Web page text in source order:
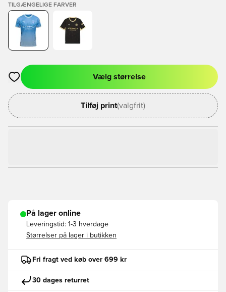
TILGÆNGELIGE FARVER
Åbner en Modal til at logge ind eller tilmelde dig som medlem
Vælg størrelse
Tilføj print(valgfrit)
På lager online
Leveringstid: 1-3 hverdage
Størrelser på lager i butikken
Fri fragt ved køb over 699 kr
30 dages returret